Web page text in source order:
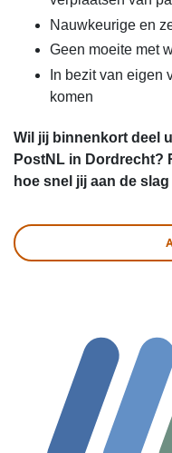
Nauwkeurige en
Geen moeite met
In bezit van eigen
komen
Wil jij binnenkort deel
PostNL in Dordrecht?
hoe snel jij aan de